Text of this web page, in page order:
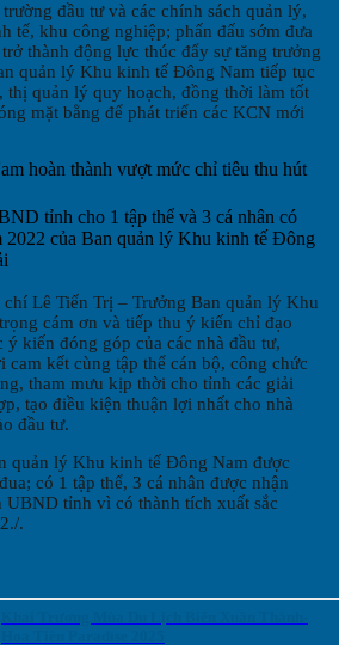
đầu tư và các chính sách quản lý,
tế, khu công nghiệp; phấn đấu sớm đưa
thành động lực thúc đẩy sự tăng trưởng
quản lý Khu kinh tế Đông Nam tiếp tục
thị quản lý quy hoạch, đồng thời làm tốt
mặt bằng để phát triển các KCN mới
tỉnh cho 1 tập thể và 3 cá nhân có
2022 của Ban quản lý Khu kinh tế Đông
Lê Tiến Trị – Trưởng Ban quản lý Khu
cám ơn và tiếp thu ý kiến chỉ đạo
ý kiến đóng góp của các nhà đầu tư,
cam kết cùng tập thể cán bộ, công chức
tham mưu kịp thời cho tỉnh các giải
tạo điều kiện thuận lợi nhất cho nhà
đầu tư.
quản lý Khu kinh tế Đông Nam được
có 1 tập thể, 3 cá nhân được nhận
UBND tỉnh vì có thành tích xuất sắc
.